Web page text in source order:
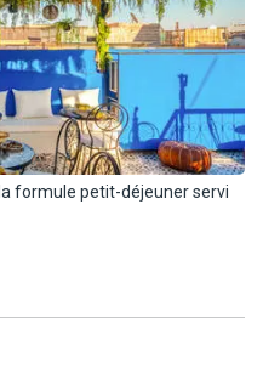
formule petit-déjeuner servi
extérieure : cuisine
de 8h à 10h.